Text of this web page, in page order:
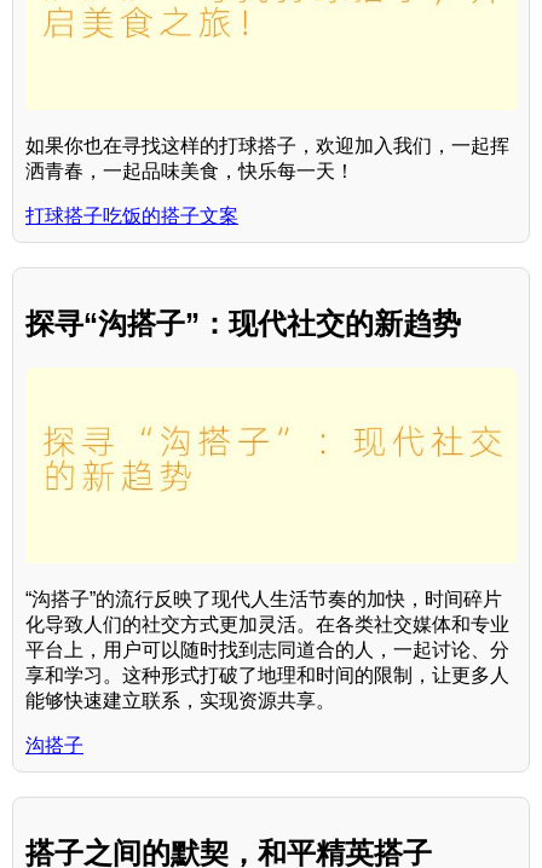
如果你也在寻找这样的打球搭子，欢迎加入我们，一起挥
洒青春，一起品味美食，快乐每一天！
打球搭子吃饭的搭子文案
探寻“沟搭子”：现代社交的新趋势
“沟搭子”的流行反映了现代人生活节奏的加快，时间碎片
化导致人们的社交方式更加灵活。在各类社交媒体和专业
平台上，用户可以随时找到志同道合的人，一起讨论、分
享和学习。这种形式打破了地理和时间的限制，让更多人
能够快速建立联系，实现资源共享。
沟搭子
搭子之间的默契，和平精英搭子